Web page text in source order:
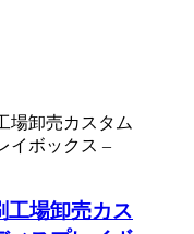
工場卸売カス